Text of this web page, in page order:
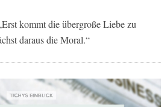
kommt die übergroße Liebe zu
daraus die Moral.“